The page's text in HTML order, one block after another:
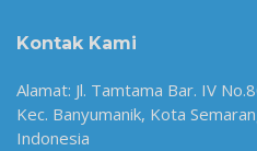
Kontak Kami
Alamat: Jl. Tamtama Bar. IV
Kec. Banyumanik, Kota
Indonesia